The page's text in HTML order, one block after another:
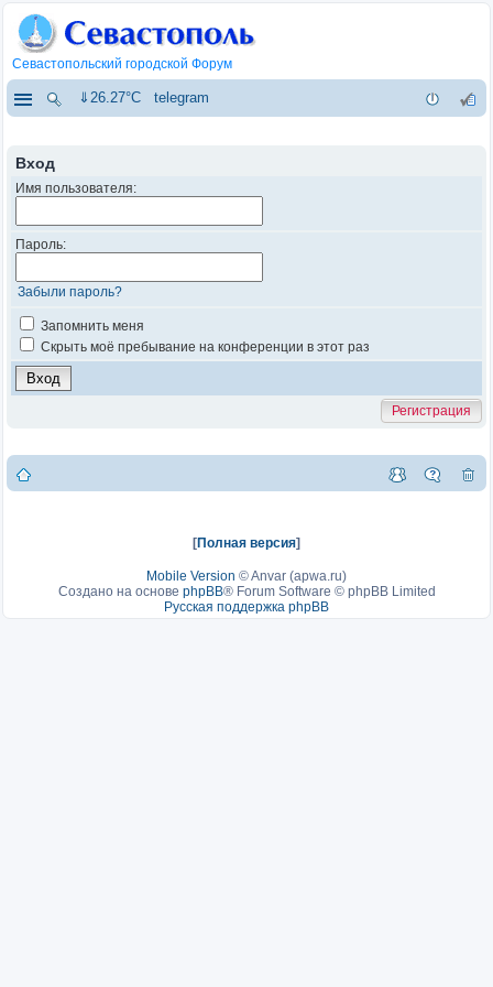
Севастопольский городской Форум
⇓26.27°C telegram
Вход
Имя пользователя:
Пароль:
Забыли пароль?
Запомнить меня
Скрыть моё пребывание на конференции в этот раз
Регистрация
[Полная версия]
Mobile Version ©Anvar (apwa.ru)
Создано на основе phpBB® Forum Software © phpBB Limited
Русская поддержка phpBB